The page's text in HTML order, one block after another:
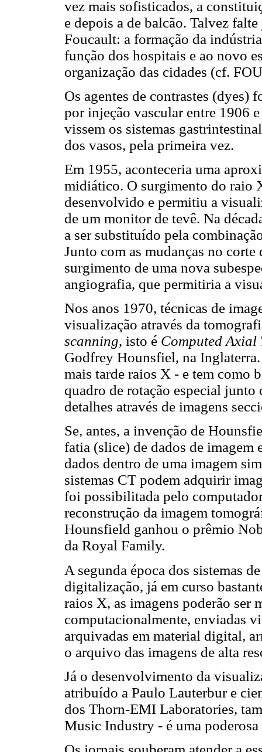
vez mais sofisticados, a
e depois a de balcão. Talvez
Foucault: a formação da
função dos hospitais e ao novo
organização das cidades (cf.
Os agentes de contrastes (dyes)
por injeção vascular entre 1906
vissem os sistemas
dos vasos, pela primeira vez.
Em 1955, aconteceria uma
midiático. O surgimento do
desenvolvido e permitiu a
de um monitor de tevê. Na
a ser substituído pela
Junto com as mudanças no
surgimento de uma nova
angiografia, que permitiria a
Nos anos 1970, técnicas de
visualização através da
scanning, isto é Computed Axial
Godfrey Hounsfiel, na
mais tarde raios X - e tem como
quadro de rotação especial
detalhes através de imagens
Se, antes, a invenção de
fatia (slice) de dados de imagem
dados dentro de uma imagem
sistemas CT podem adquirir
foi possibilitada pelo
reconstrução da imagem
Hounsfield ganhou o prêmio
da Royal Family.
A segunda época dos sistemas
digitalização, já em curso
raios X, as imagens poderão ser
computacionalmente, enviadas
arquivadas em material digital,
o arquivo das imagens de alta
Já o desenvolvimento da
atribuído a Paulo Lauterbur e
dos Thorn-EMI Laboratories,
Music Industry - é uma